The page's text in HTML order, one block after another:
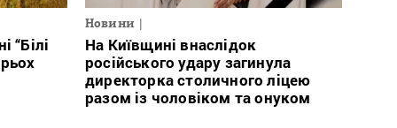
“Білі
Новини
На Київщині внаслідок
російського удару загинула
директорка столичного ліцею
разом із чоловіком та онуком